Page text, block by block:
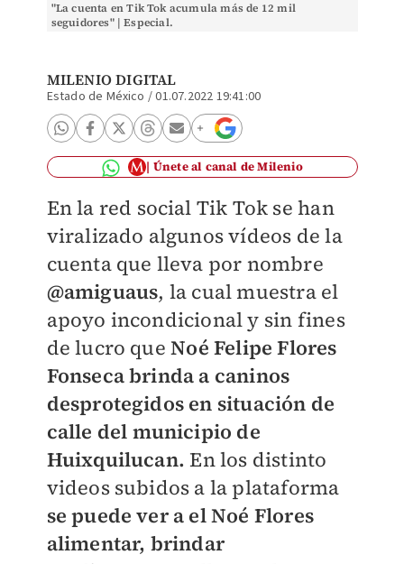
"La cuenta en Tik Tok acumula más de 12 mil
seguidores" | Especial.
MILENIO DIGITAL
Estado de México /01.07.2022 19:41:00
Únete al canal de Milenio
En la red social Tik Tok se han
viralizado algunos vídeos de la
cuenta que lleva por nombre
@amiguaus, la cual muestra el
apoyo incondicional y sin fines
de lucro que Noé Felipe Flores
Fonseca brinda a caninos
desprotegidos en situación de
calle del municipio de
Huixquilucan. En los distinto
videos subidos a la plataforma
se puede ver a el Noé Flores
alimentar, brindar